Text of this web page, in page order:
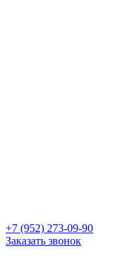
+7 (952) 273-09-90
Заказать звонок